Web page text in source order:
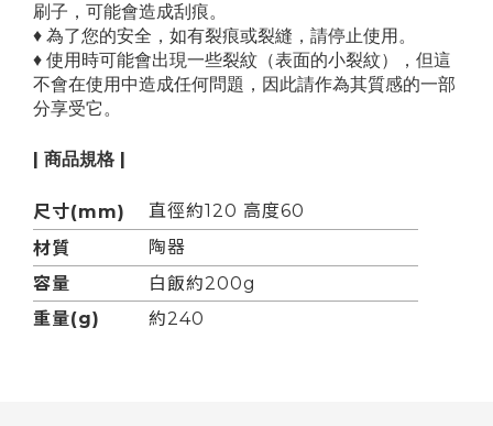
刷子，可能會造成刮痕。
♦ 為了您的安全，如有裂痕或裂縫，請停止使用。
♦ 使用時可能會出現一些裂紋（表面的小裂紋），但這
不會在使用中造成任何問題，因此請作為其質感的一部
分享受它。
| 商品規格 |
尺寸(mm) 直徑約120 高度60
材質
陶器
容量
白飯約200g
重量(g)
約240